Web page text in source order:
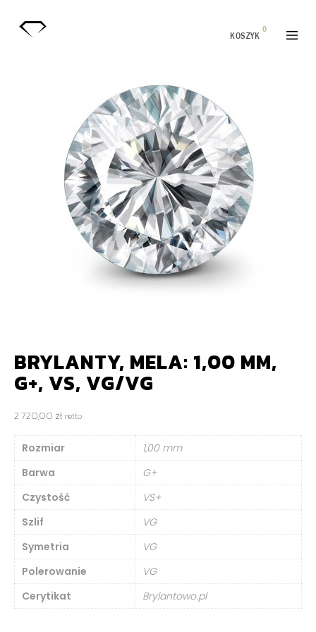
KOSZYK
0
BRYLANTY, MELA: 1,00 MM,
G+, VS, VG/VG
2 720,00 zł netto
Rozmiar
1,00 mm
Barwa
G+
Czystość
VS+
Szlif
VG
Symetria
VG
Polerowanie
VG
Cerytikat
Brylantowo.pl